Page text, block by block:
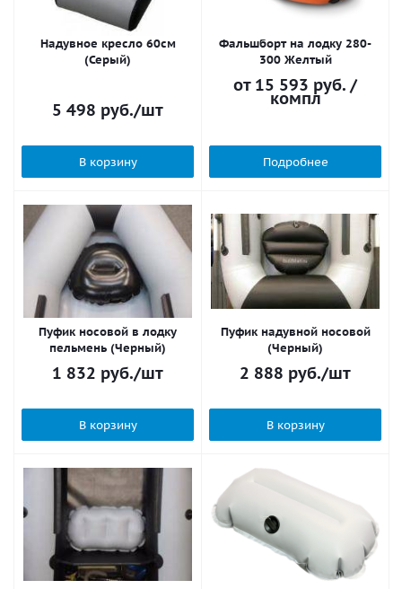
Надувное кресло 60см
(Серый)
5 498 руб./шт
В корзину
Фальшборт на лодку 280-
300 Желтый
от 15 593 руб. /
компл
Подробнее
Пуфик носовой в лодку
пельмень (Черный)
1 832 руб./шт
В корзину
Пуфик надувной носовой
(Черный)
2 888 руб./шт
В корзину